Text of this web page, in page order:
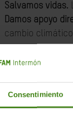
Consentimiento
Salvamos vidas.
Damos apoyo
cambio
Impulsamos
tengamos los